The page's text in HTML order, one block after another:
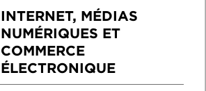
INTERNET, MÉDIAS
NUMÉRIQUES ET
COMMERCE
ÉLECTRONIQUE